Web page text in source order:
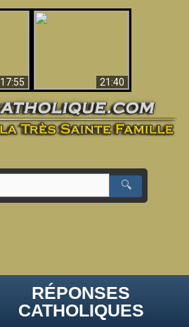
17:55
21:40
🔍
RÉPONSES
CATHOLIQUES